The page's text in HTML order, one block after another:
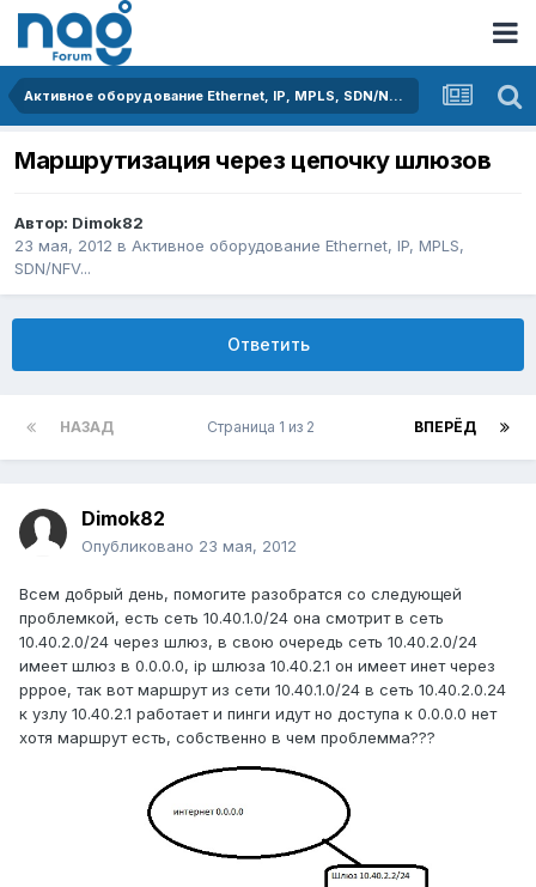
Активное оборудование Ethernet, IP, MPLS, SDN/NFV...
Маршрутизация через цепочку шлюзов
Автор: Dimok82
23 мая, 2012 в Активное оборудование Ethernet, IP, MPLS,
SDN/NFV...
Ответить
НАЗАД ВПЕРЁД
Страница 1 из 2
Dimok82
Опубликовано 23 мая, 2012
Всем добрый день, помогите разобратся со следующей
проблемкой, есть сеть 10.40.1.0/24 она смотрит в сеть
10.40.2.0/24 через шлюз, в свою очередь сеть 10.40.2.0/24
имеет шлюз в 0.0.0.0, ip шлюза 10.40.2.1 он имеет инет через
pppoe, так вот маршрут из сети 10.40.1.0/24 в сеть 10.40.2.0.24
к узлу 10.40.2.1 работает и пинги идут но доступа к 0.0.0.0 нет
хотя маршрут есть, собственно в чем проблемма???